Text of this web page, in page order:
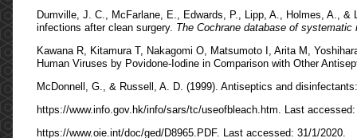
Dumville, J. C., McFarlane, E., Edwards, P., Lipp, A., Holmes, A.,
infections after clean surgery. The Cochrane database of systematic
Kawana R, Kitamura T, Nakagomi O, Matsumoto I, Arita M,
Human Viruses by Povidone-Iodine in Comparison with Other
McDonnell, G., & Russell, A. D. (1999). Antiseptics and
https://www.info.gov.hk/info/sars/tc/useofbleach.htm. Last
https://www.oie.int/doc/ged/D8965.PDF. Last accessed: 31/1/2020.